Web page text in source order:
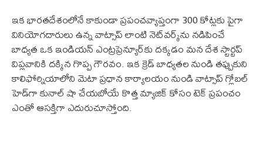
ఇక భారతదేశంలోనే కాకుండా ప్రపంచవ్యాప్తంగా 300 కోట్లకు పైగా
వినియోగదారులు ఉన్న వాట్సాప్ లాంటి నెట్‌వర్క్‌ను నడిపించే
బాధ్యత ఒక ఇండియన్ ఎంట్రప్రెన్యూర్‌కు దక్కడం మన దేశ స్టార్టప్
విప్లవానికి దక్కిన గొప్ప గౌరవం. ఇక క్రెడ్ బాధ్యతల నుండి తప్పుకుని
కాలిఫోర్నియాలోని మెటా ప్రధాన కార్యాలయం నుండి వాట్సాప్ గ్లోబల్
హెడ్‌గా కునాల్ షా చేయబోయే కొత్త మ్యాజిక్ కోసం టెక్ ప్రపంచం
ఎంతో ఆసక్తిగా ఎదురుచూస్తోంది.